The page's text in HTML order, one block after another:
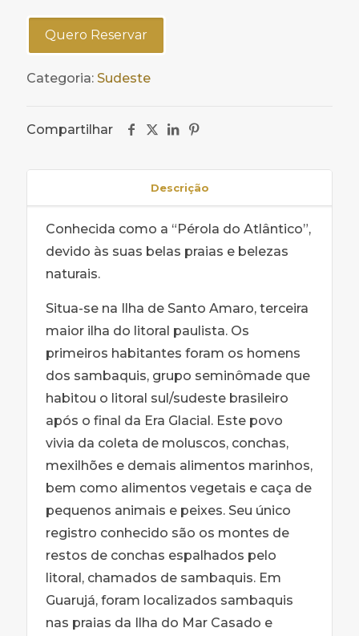
Quero Reservar
Categoria: Sudeste
Compartilhar
Descrição
Conhecida como a “Pérola do Atlântico”,
devido às suas belas praias e belezas
naturais.
Situa-se na Ilha de Santo Amaro, terceira
maior ilha do litoral paulista. Os
primeiros habitantes foram os homens
dos sambaquis, grupo seminômade que
habitou o litoral sul/sudeste brasileiro
após o final da Era Glacial. Este povo
vivia da coleta de moluscos, conchas,
mexilhões e demais alimentos marinhos,
bem como alimentos vegetais e caça de
pequenos animais e peixes. Seu único
registro conhecido são os montes de
restos de conchas espalhados pelo
litoral, chamados de sambaquis. Em
Guarujá, foram localizados sambaquis
nas praias da Ilha do Mar Casado e